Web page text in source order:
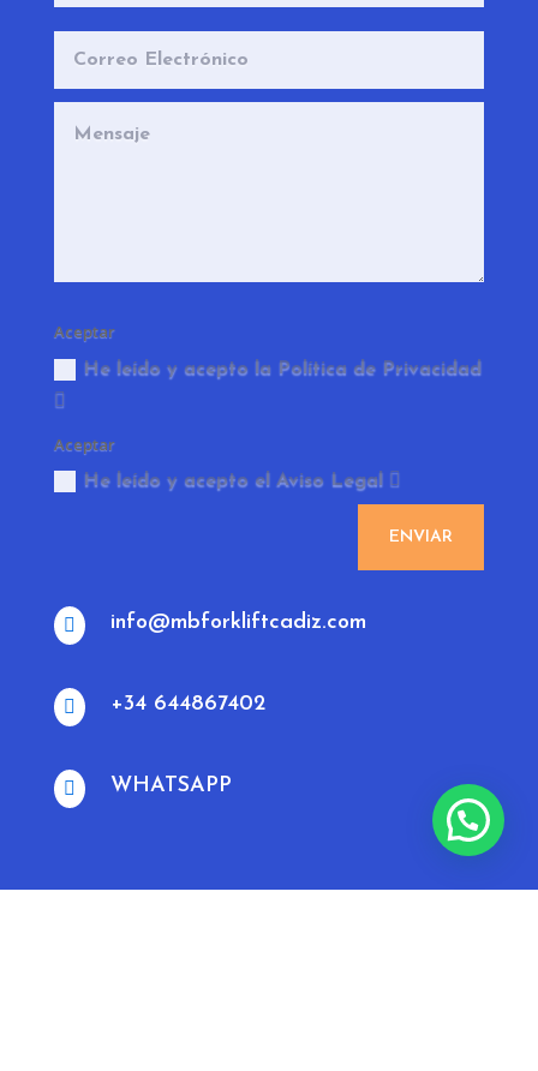
Aceptar
He leído y acepto la Política de Privacidad
Aceptar
He leído y acepto el Aviso Legal
ENVIAR
 info@mbforkliftcadiz.com
 +34 644867402
 WHATSAPP